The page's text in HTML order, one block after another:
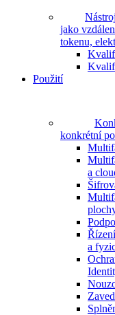
jako
tokenu,
Použití
konkrétní
a
a